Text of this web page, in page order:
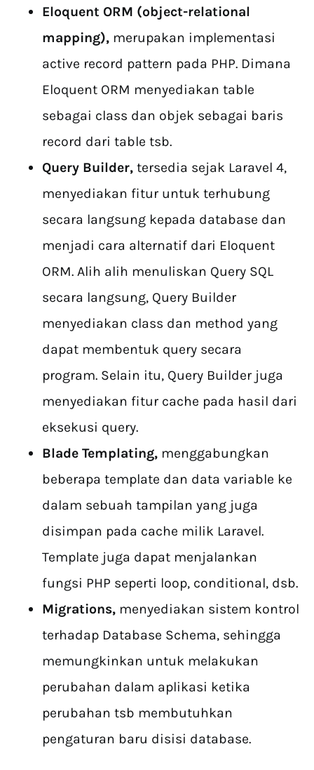
Eloquent ORM (object-relational
mapping), merupakan implementasi
active record pattern pada PHP. Dimana
Eloquent ORM menyediakan table
sebagai class dan objek sebagai baris
record dari table tsb.
Query Builder, tersedia sejak Laravel 4,
menyediakan fitur untuk terhubung
secara langsung kepada database dan
menjadi cara alternatif dari Eloquent
ORM. Alih alih menuliskan Query SQL
secara langsung, Query Builder
menyediakan class dan method yang
dapat membentuk query secara
program. Selain itu, Query Builder juga
menyediakan fitur cache pada hasil dari
eksekusi query.
Blade Templating, menggabungkan
beberapa template dan data variable ke
dalam sebuah tampilan yang juga
disimpan pada cache milik Laravel.
Template juga dapat menjalankan
fungsi PHP seperti loop, conditional, dsb.
Migrations, menyediakan sistem kontrol
terhadap Database Schema, sehingga
memungkinkan untuk melakukan
perubahan dalam aplikasi ketika
perubahan tsb membutuhkan
pengaturan baru disisi database.